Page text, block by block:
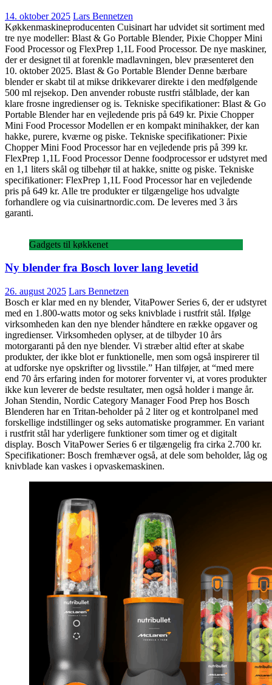
14. oktober 2025 Lars Bennetzen
Køkkenmaskineproducenten Cuisinart har udvidet sit sortiment med
tre nye modeller: Blast & Go Portable Blender, Pixie Chopper Mini
Food Processor og FlexPrep 1,1L Food Processor. De nye maskiner,
der er designet til at forenkle madlavningen, blev præsenteret den
10. oktober 2025. Blast & Go Portable Blender Denne bærbare
blender er skabt til at mikse drikkevarer direkte i den medfølgende
500 ml rejsekop. Den anvender robuste rustfri stålblade, der kan
klare frosne ingredienser og is. Tekniske specifikationer: Blast & Go
Portable Blender har en vejledende pris på 649 kr. Pixie Chopper
Mini Food Processor Modellen er en kompakt minihakker, der kan
hakke, purere, kværne og piske. Tekniske specifikationer: Pixie
Chopper Mini Food Processor har en vejledende pris på 399 kr.
FlexPrep 1,1L Food Processor Denne foodprocessor er udstyret med
en 1,1 liters skål og tilbehør til at hakke, snitte og piske. Tekniske
specifikationer: FlexPrep 1,1L Food Processor har en vejledende
pris på 649 kr. Alle tre produkter er tilgængelige hos udvalgte
forhandlere og via cuisinartnordic.com. De leveres med 3 års
garanti.
Gadgets til køkkenet
Ny blender fra Bosch lover lang levetid
26. august 2025 Lars Bennetzen
Bosch er klar med en ny blender, VitaPower Series 6, der er udstyret
med en 1.800-watts motor og seks knivblade i rustfrit stål. Ifølge
virksomheden kan den nye blender håndtere en række opgaver og
ingredienser. Virksomheden oplyser, at de tilbyder 10 års
motorgaranti på den nye blender. Vi stræber altid efter at skabe
produkter, der ikke blot er funktionelle, men som også inspirerer til
at udforske nye opskrifter og livsstile.” Han tilføjer, at “med mere
end 70 års erfaring inden for motorer forventer vi, at vores produkter
ikke kun leverer de bedste resultater, men også holder i mange år.
Johan Stendin, Nordic Category Manager Food Prep hos Bosch
Blenderen har en Tritan-beholder på 2 liter og et kontrolpanel med
forskellige indstillinger og seks automatiske programmer. En variant
i rustfrit stål har yderligere funktioner som timer og et digitalt
display. Bosch VitaPower Series 6 er tilgængelig fra cirka 2.700 kr.
Specifikationer: Bosch fremhæver også, at dele som beholder, låg og
knivblade kan vaskes i opvaskemaskinen.